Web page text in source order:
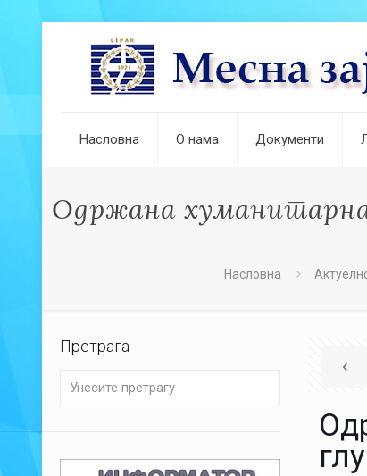
Насловна О нама Документи
Одржана хуманитарна
Насловна
Претрага